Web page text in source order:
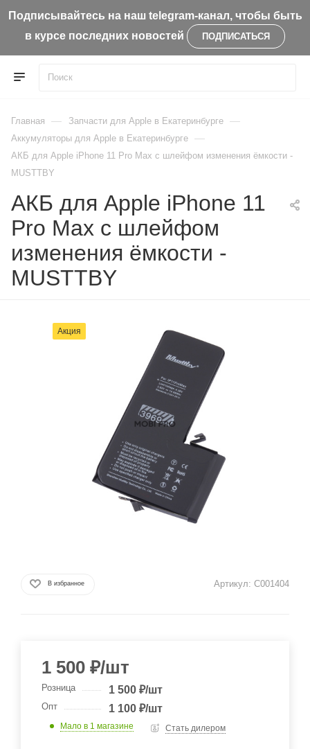
Подписывайтесь на наш telegram-канал, чтобы быть
в курсе последних новостей
ПОДПИСАТЬСЯ
Главная — Запчасти для Apple в Екатеринбурге —
Aккумуляторы для Apple в Екатеринбурге —
АКБ для Apple iPhone 11 Pro Max с шлейфом изменения ёмкости -
MUSTTBY
АКБ для Apple iPhone 11
Pro Max с шлейфом
изменения ёмкости -
MUSTTBY
Акция
В избранное Артикул: C001404
1 500 ₽/шт
Розница 1 500 ₽/шт
Опт 1 100 ₽/шт
Мало в 1 магазине Стать дилером